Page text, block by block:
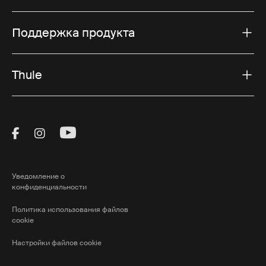
Поддержка продукта
Thule
Visit Thule on Facebook (external link)
Visit Thule on Instagram (external link)
Visit Thule on Youtube (external
Уведомление о
конфиденциальности
Политика использования файлов
cookie
Настройки файлов cookie